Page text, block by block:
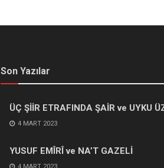
Son Yazılar
ÜÇ ŞİİR ETRAFINDA ŞAİR ve UYKU
4 MART 2023
YUSUF EMÎRÎ ve NA’T GAZELİ